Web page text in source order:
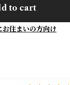
to cart
お住まいの方向け